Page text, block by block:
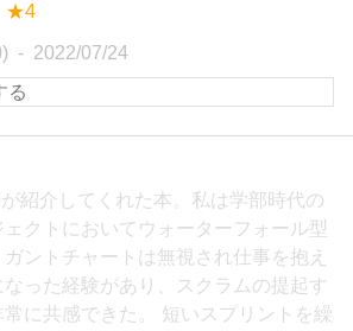
★4
2022/07/24
が紹介してくれた本。私は学部時代の
ェクトにおいてウォーターフォール型
ガントチャートは無視され仕事を抱え
った経験があり、スクラムの提起す
常に共感できた。 短いスプリントを繰